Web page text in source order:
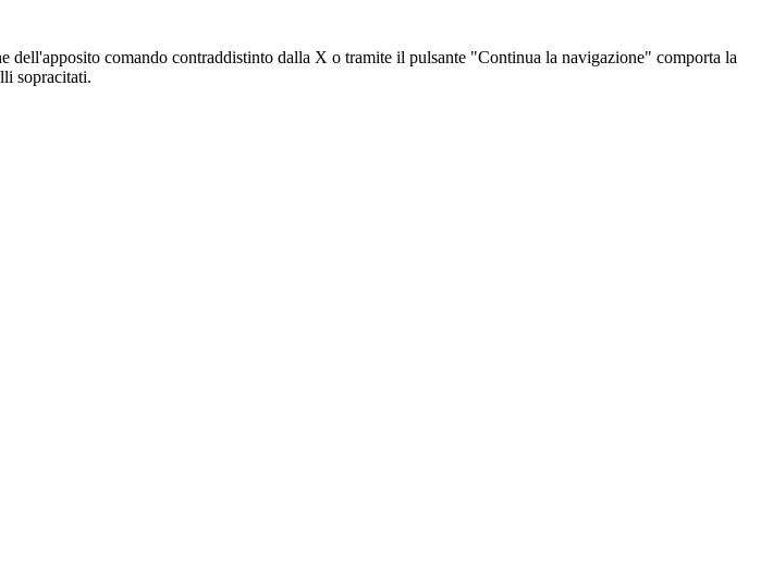
comando contraddistinto dalla X o tramite il pulsante "Continua la navigazione" comporta la
sopracitati.